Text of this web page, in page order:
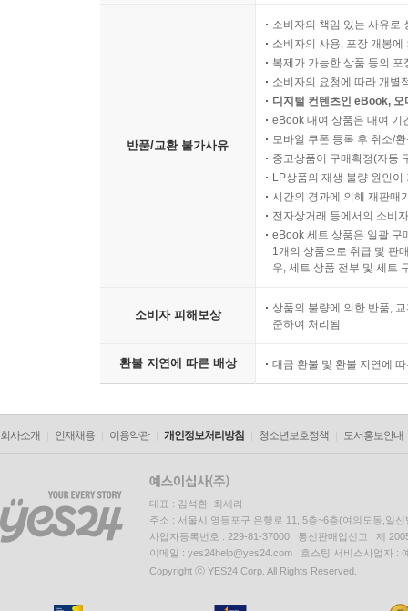
반품/교환 불가사유
소비자의 책임 있는 사유로
소비자의 사용, 포장 개봉
복제가 가능한 상품 등의
소비자의 요청에 따라 개별
디지털 컨텐츠인 eBook,
eBook 대여 상품은 대여 기
모바일 쿠폰 등록 후 취소/
중고상품이 구매확정(자동
LP상품의 재생 불량 원인
시간의 경과에 의해 재판매
전자상거래 등에서의 소비
eBook 세트 상품은 일괄 구
1개의 상품으로 취급 및 판
우, 세트 상품 전부 및 세트
소비자 피해보상
상품의 불량에 의한 반품,
준하여 처리됨
환불 지연에 따른 배상 대금 환불 및 환불 지연에
회사소개 인재채용 이용약관 개인정보처리방침 청소년보호정책 도서홍보안내
대표 : 김석환, 최세라
주소 : 서울시 영등포구 은행로 11, 5층~6층(여의도동,일신
사업자등록번호 : 229-81-37000 통신판매업신고 : 제
이메일 : yes24help@yes24.com 호스팅 서비스사업자 :
Copyright ⓒ YES24 Corp. All Rights Reserved.